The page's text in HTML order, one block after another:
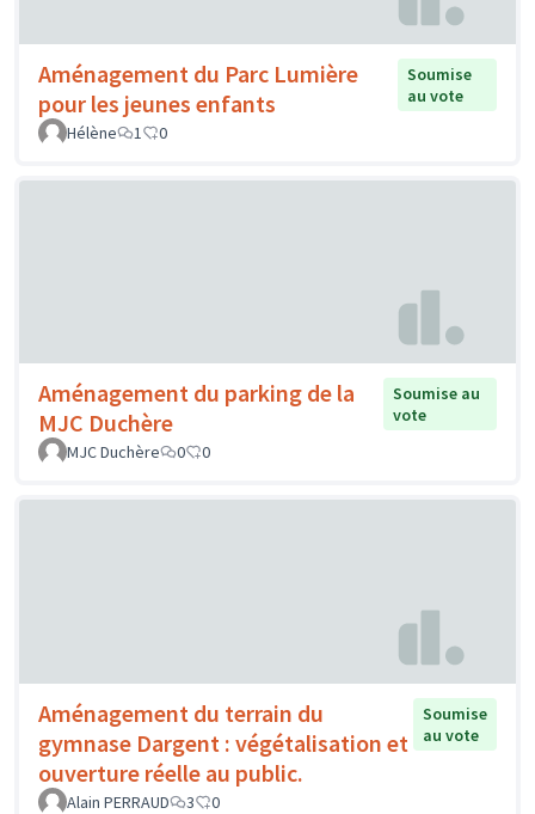
Aménagement du Parc Lumière
pour les jeunes enfants
Soumise
au vote
Hélène
1 0
Aménagement du parking de la
MJC Duchère
Soumise au
vote
MJC Duchère
0 0
Aménagement du terrain du
gymnase Dargent : végétalisation et
ouverture réelle au public.
Soumise
au vote
Alain PERRAUD 3 0